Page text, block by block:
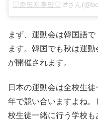
♡준영지후맘♡ さん
まず、運動会は韓国語
ます。韓国でも秋は運
が開催されます。
日本の運動会は全校生
年で競い合いますよね
校生徒一緒に行う学校